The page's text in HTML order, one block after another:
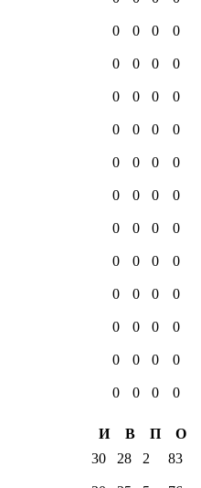
0 0 0 0
0 0 0 0
0 0 0 0
0 0 0 0
0 0 0 0
0 0 0 0
0 0 0 0
0 0 0 0
0 0 0 0
0 0 0 0
0 0 0 0
0 0 0
0
И В П
О
30 28 2 83